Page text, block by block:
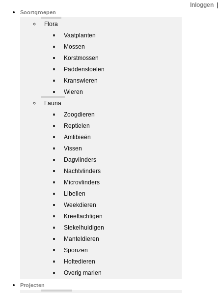
Soortgroepen
Flora
Vaatplanten
Mossen
Korstmossen
Paddenstoelen
Kranswieren
Wieren
Fauna
Zoogdieren
Reptielen
Amfibieën
Vissen
Dagvlinders
Nachtvlinders
Microvlinders
Libellen
Weekdieren
Kreeftachtigen
Stekelhuidigen
Manteldieren
Sponzen
Holtedieren
Overig marien
Projecten
Inloggen